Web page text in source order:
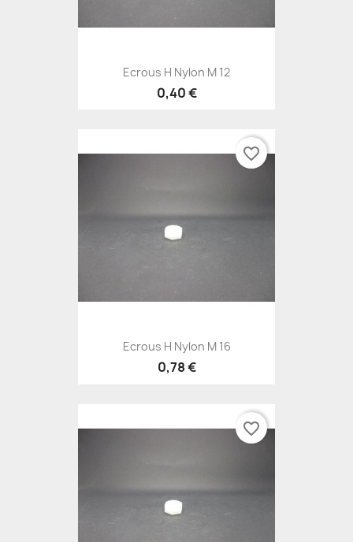
Ecrous H Nylon M 12
0,40 €
Ecrous H Nylon M 16
0,78 €
favorite_border
favorite_border